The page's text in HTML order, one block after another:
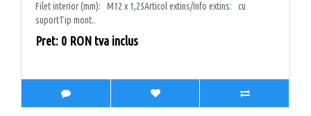
Filet interior (mm): M12 x 1,25Articol extins/Info extins: cu
suportTip mont..
Pret: 0 RON tva inclus